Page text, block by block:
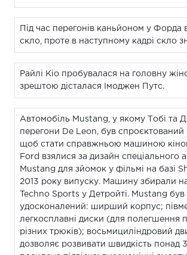
Під час перегонів каньйоном у Форда
скло, проте в наступному кадрі скло
Райлі Кіо пробувалася на головну
зрештою дісталася Імоджен Путс.
Автомобіль Mustang, у якому Тобі та
перегони De Leon, був спроєктований
щоб стати справжньою машиною
Ford взялися за дизайн спеціального
Mustang для зйомок у фільмі на базі
2013 року випуску. Машину збирали на
Techno Sports у Детройті. Mustang був
удосконалений: ширший корпус;
легкосплавні диски (для полегшення
різних трюків); восьмициліндровий
дозволяє розвивати швидкість понад